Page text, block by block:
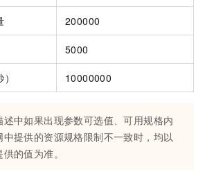
200000
5000
10000000
述中如果出现参数可选值、可用规格内
中提供的资源规格限制不一致时，均以
的值为准。